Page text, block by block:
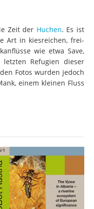
Zeit der Huchen. Es ist
Art in kiesreichen, frei-
wie etwa Save,
Refugien dieser
Fotos wurden jedoch
einem kleinen Fluss